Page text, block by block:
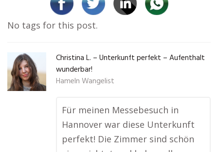
No tags for this post.
Christina L. – Unterkunft perfekt – Aufenthalt
wunderbar!
Hameln Wangelist
Für meinen Messebesuch in
Hannover war diese Unterkunft
perfekt! Die Zimmer sind schön